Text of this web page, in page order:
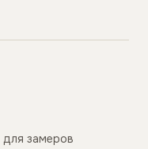
для замеров